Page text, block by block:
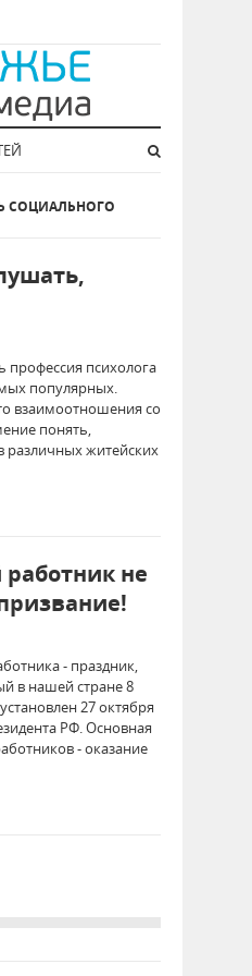
СОЦИАЛЬНОГО
профессия психолога
популярных.
взаимоотношения со
понять,
житейских
не
- праздник,
в нашей стране 8
27 октября
РФ. Основная
- оказание